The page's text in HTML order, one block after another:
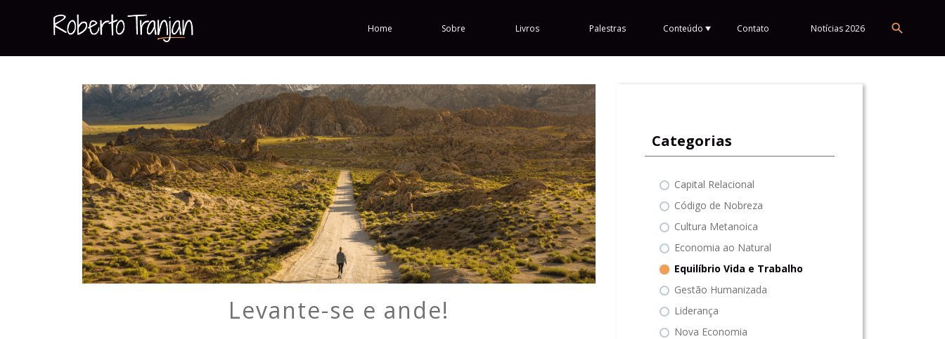
Home Sobre Livros Palestras Conteúdo Contato Notícias 2026
Levante-se e ande!
Categorias
Capital Relacional
Código de Nobreza
Cultura Metanoica
Economia ao Natural
Equilíbrio Vida e Trabalho
Gestão Humanizada
Liderança
Nova Economia